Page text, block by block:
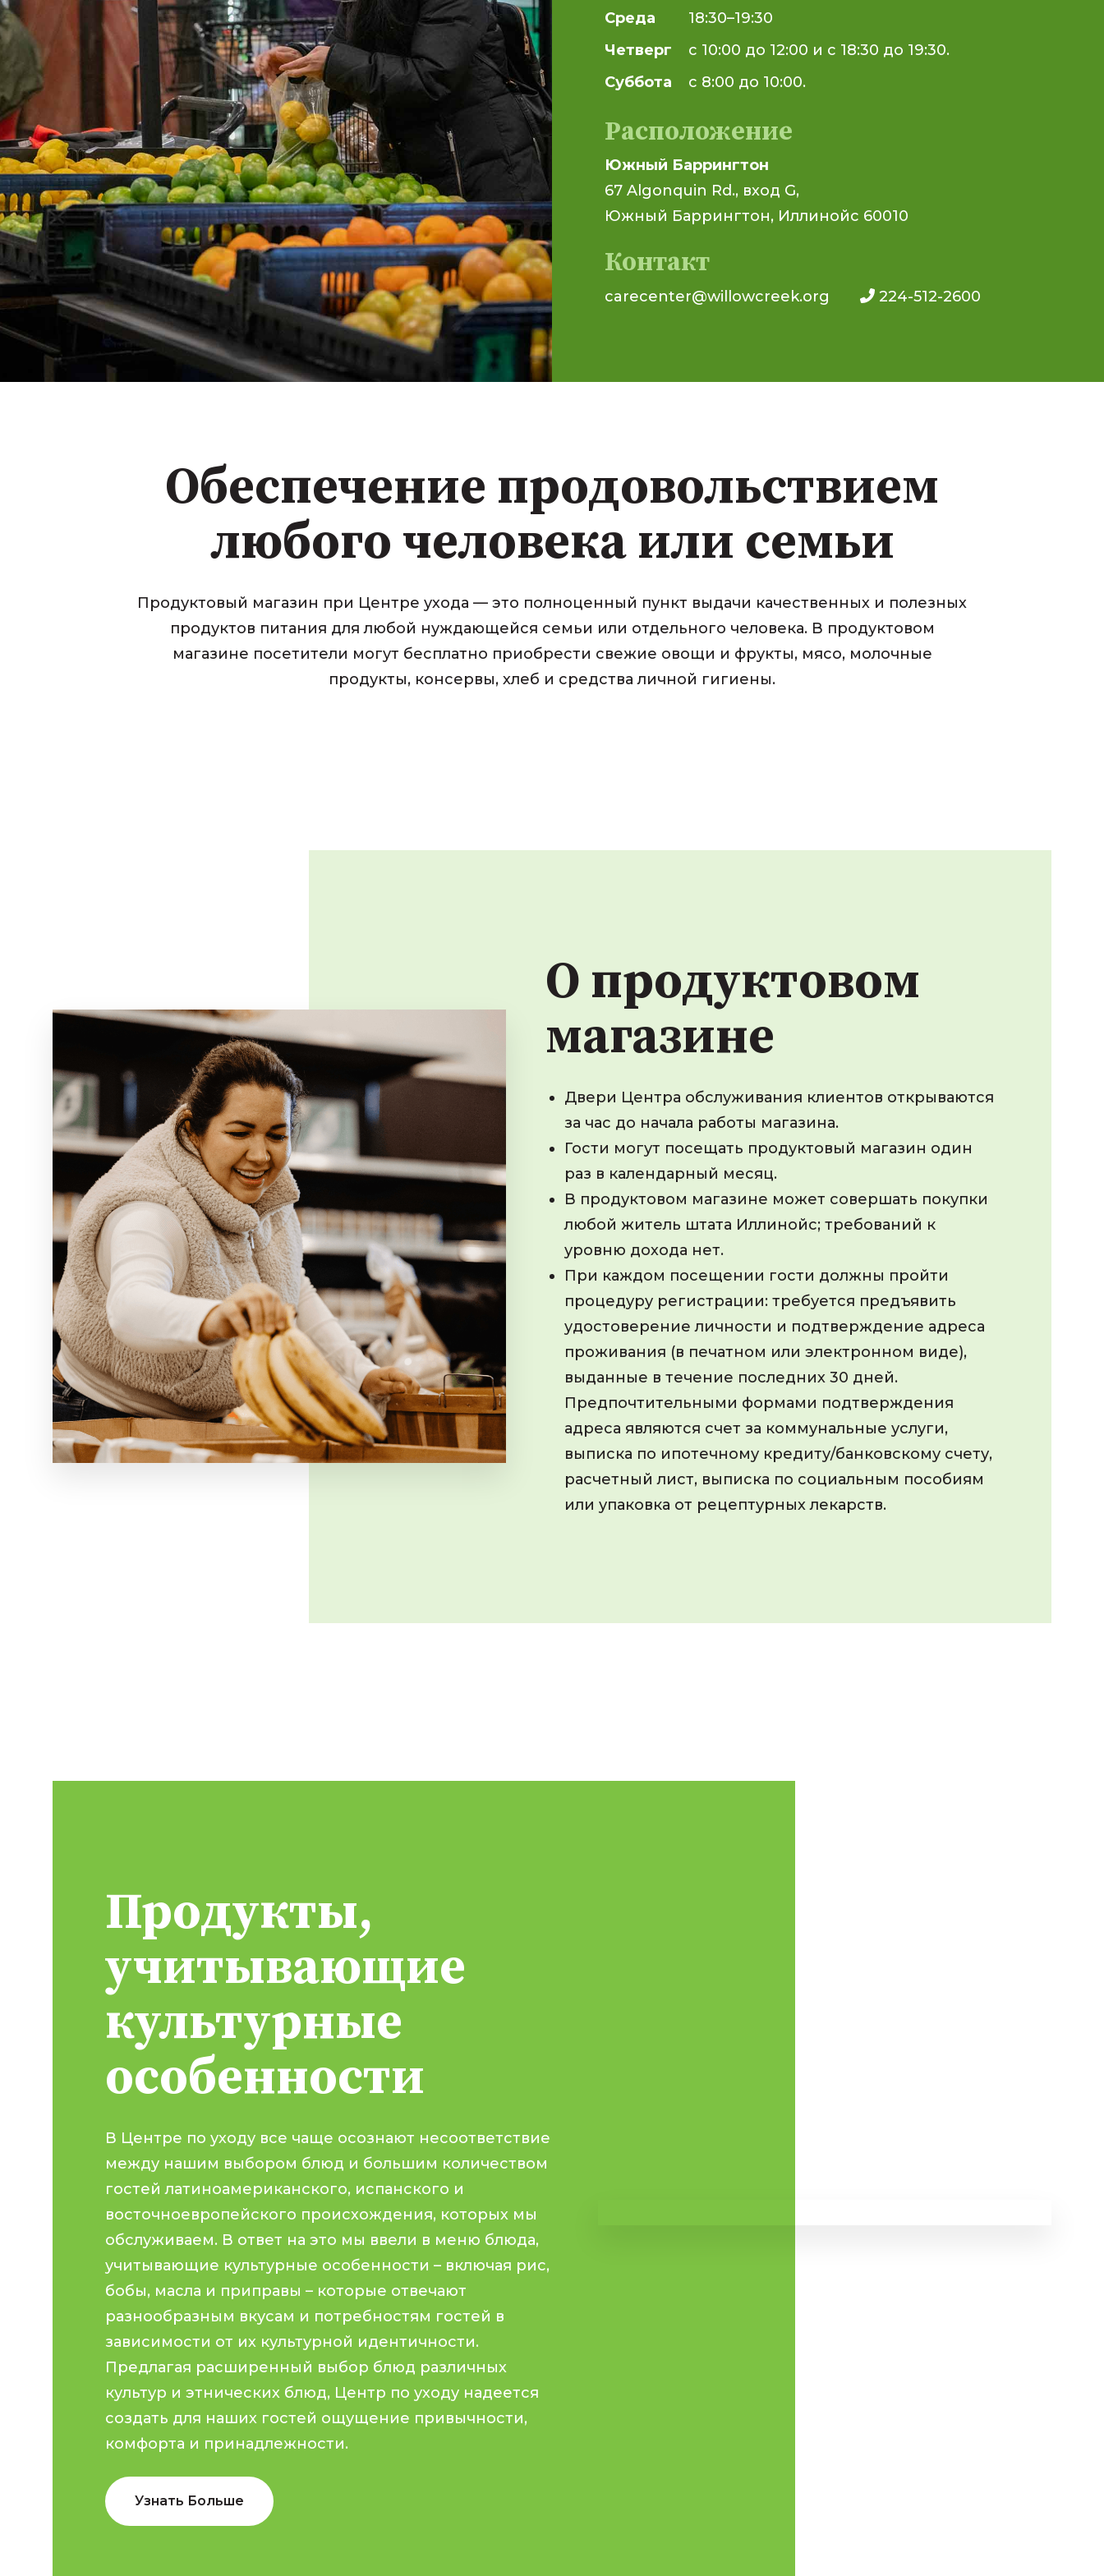
Среда
18:30–19:30
Четверг
с 10:00 до 12:00 и с 18:30 до 19:30.
Суббота
с 8:00 до 10:00.
Расположение
Южный Баррингтон
67 Algonquin Rd., вход G,
Южный Баррингтон, Иллинойс 60010
Контакт
carecenter@willowcreek.org 224-512-2600
Обеспечение продовольствием
любого человека или семьи
Продуктовый магазин при Центре ухода — это полноценный пункт выдачи качественных и полезных
продуктов питания для любой нуждающейся семьи или отдельного человека. В продуктовом
магазине посетители могут бесплатно приобрести свежие овощи и фрукты, мясо, молочные
продукты, консервы, хлеб и средства личной гигиены.
О продуктовом
магазине
Двери Центра обслуживания клиентов открываются
за час до начала работы магазина.
Гости могут посещать продуктовый магазин один
раз в календарный месяц.
В продуктовом магазине может совершать покупки
любой житель штата Иллинойс; требований к
уровню дохода нет.
При каждом посещении гости должны пройти
процедуру регистрации: требуется предъявить
удостоверение личности и подтверждение адреса
проживания (в печатном или электронном виде),
выданные в течение последних 30 дней.
Предпочтительными формами подтверждения
адреса являются счет за коммунальные услуги,
выписка по ипотечному кредиту/банковскому счету,
расчетный лист, выписка по социальным пособиям
или упаковка от рецептурных лекарств.
Продукты,
учитывающие
культурные
особенности
В Центре по уходу все чаще осознают несоответствие
между нашим выбором блюд и большим количеством
гостей латиноамериканского, испанского и
восточноевропейского происхождения, которых мы
обслуживаем. В ответ на это мы ввели в меню блюда,
учитывающие культурные особенности – включая рис,
бобы, масла и приправы – которые отвечают
разнообразным вкусам и потребностям гостей в
зависимости от их культурной идентичности.
Предлагая расширенный выбор блюд различных
культур и этнических блюд, Центр по уходу надеется
создать для наших гостей ощущение привычности,
комфорта и принадлежности.
Узнать Больше